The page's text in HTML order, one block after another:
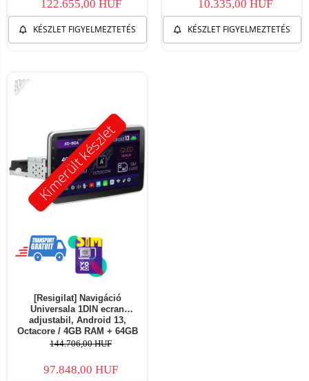
122.655,00 HUF
KÉSZLET FIGYELMEZTETÉS
10.335,00 HUF
KÉSZLET FIGYELMEZTETÉS
Kimerült készlet
-32%
[Resigilat] Navigáció
Universala 1DIN ecran
adjustabil, Android 13,
Octacore / 4GB RAM + 64GB
ROM, 10.1 Inch - AD-
144.706,00 HUF
97.848,00 HUF